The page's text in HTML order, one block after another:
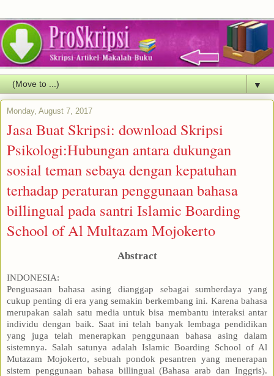
▼
Monday, August 7, 2017
Jasa Buat Skripsi: download Skripsi
Psikologi:Hubungan antara dukungan
sosial teman sebaya dengan kepatuhan
terhadap peraturan penggunaan bahasa
billingual pada santri Islamic Boarding
School of Al Multazam Mojokerto
Abstract
INDONESIA:
Penguasaan bahasa asing dianggap sebagai sumberdaya yang
cukup penting di era yang semakin berkembang ini. Karena bahasa
merupakan salah satu media untuk bisa membantu interaksi antar
individu dengan baik. Saat ini telah banyak lembaga pendidikan
yang juga telah menerapkan penggunaan bahasa asing dalam
sistemnya. Salah satunya adalah Islamic Boarding School of Al
Mutazam Mojokerto, sebuah pondok pesantren yang menerapan
sistem penggunaan bahasa billingual (Bahasa arab dan Inggris).